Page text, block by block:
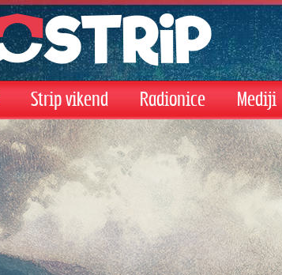
Strip vikend Radionice Mediji